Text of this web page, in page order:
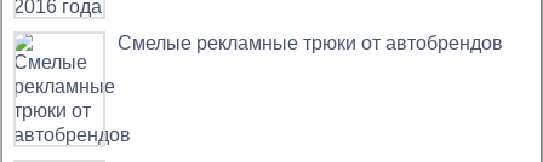
Смелые рекламные трюки от автобрендов